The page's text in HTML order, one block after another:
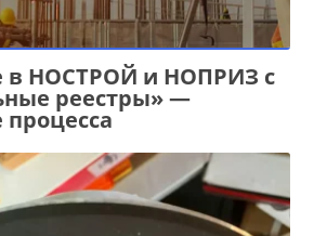
в НОСТРОЙ и НОПРИЗ с
реестры» —